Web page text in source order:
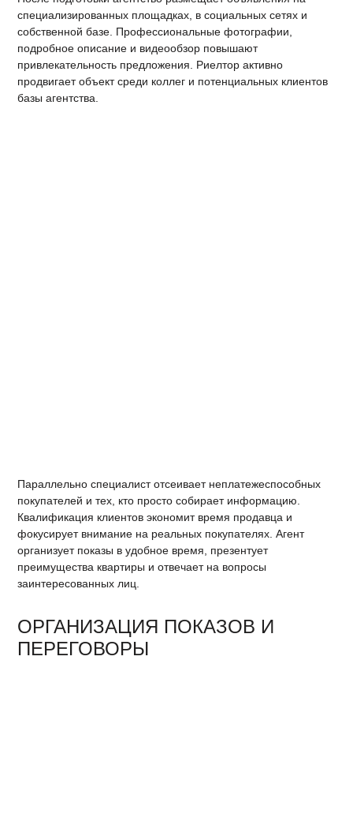
специализированных площадках, в социальных сетях и
собственной базе. Профессиональные фотографии,
подробное описание и видеообзор повышают
привлекательность предложения. Риелтор активно
продвигает объект среди коллег и потенциальных клиентов
базы агентства.
Параллельно специалист отсеивает неплатежеспособных
покупателей и тех, кто просто собирает информацию.
Квалификация клиентов экономит время продавца и
фокусирует внимание на реальных покупателях. Агент
организует показы в удобное время, презентует
преимущества квартиры и отвечает на вопросы
заинтересованных лиц.
ОРГАНИЗАЦИЯ ПОКАЗОВ И
ПЕРЕГОВОРЫ